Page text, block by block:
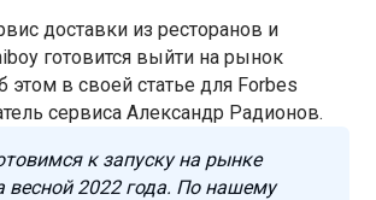
доставки из ресторанов и
готовится выйти на рынок
этом в своей статье для Forbes
сервиса Александр Радионов.
к запуску на рынке
весной 2022 года. По нашему